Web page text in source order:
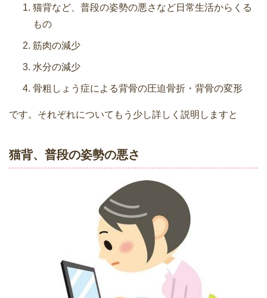
猫背など、普段の姿勢の悪さなど日常生活からくる
もの
筋肉の減少
水分の減少
骨粗しょう症による背骨の圧迫骨折・背骨の変形
です。それぞれについてもう少し詳しく説明しますと
猫背、普段の姿勢の悪さ